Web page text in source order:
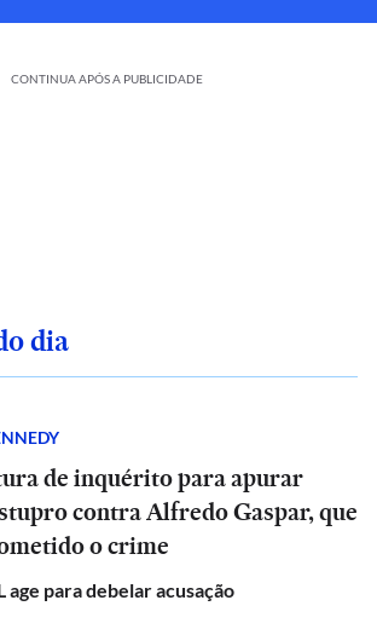
CONTINUA APÓS A PUBLICIDADE
dia
de inquérito para apurar
contra Alfredo Gaspar, que
o crime
age para debelar acusação